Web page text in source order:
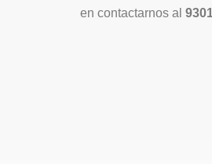
en contactarnos al